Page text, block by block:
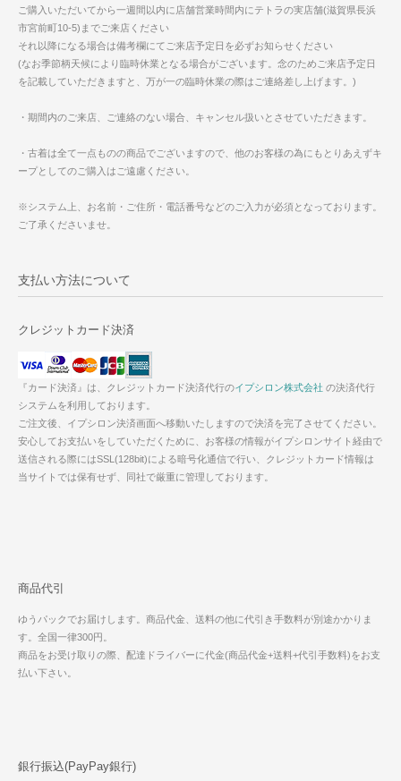
ご購入いただいてから一週間以内に店舗営業時間内にテトラの実店舗(滋賀県長浜
市宮前町10-5)までご来店ください
それ以降になる場合は備考欄にてご来店予定日を必ずお知らせください
(なお季節柄天候により臨時休業となる場合がございます。念のためご来店予定日
を記載していただきますと、万が一の臨時休業の際はご連絡差し上げます。)
・期間内のご来店、ご連絡のない場合、キャンセル扱いとさせていただきます。
・古着は全て一点ものの商品でございますので、他のお客様の為にもとりあえずキ
ープとしてのご購入はご遠慮ください。
※システム上、お名前・ご住所・電話番号などのご入力が必須となっております。
ご了承くださいませ。
支払い方法について
クレジットカード決済
『カード決済』は、クレジットカード決済代行のイプシロン株式会社 の決済代行
システムを利用しております。
ご注文後、イプシロン決済画面へ移動いたしますので決済を完了させてください。
安心してお支払いをしていただくために、お客様の情報がイプシロンサイト経由で
送信される際にはSSL(128bit)による暗号化通信で行い、クレジットカード情報は
当サイトでは保有せず、同社で厳重に管理しております。
商品代引
ゆうパックでお届けします。商品代金、送料の他に代引き手数料が別途かかりま
す。全国一律300円。
商品をお受け取りの際、配達ドライバーに代金(商品代金+送料+代引手数料)をお支
払い下さい。
銀行振込(PayPay銀行)